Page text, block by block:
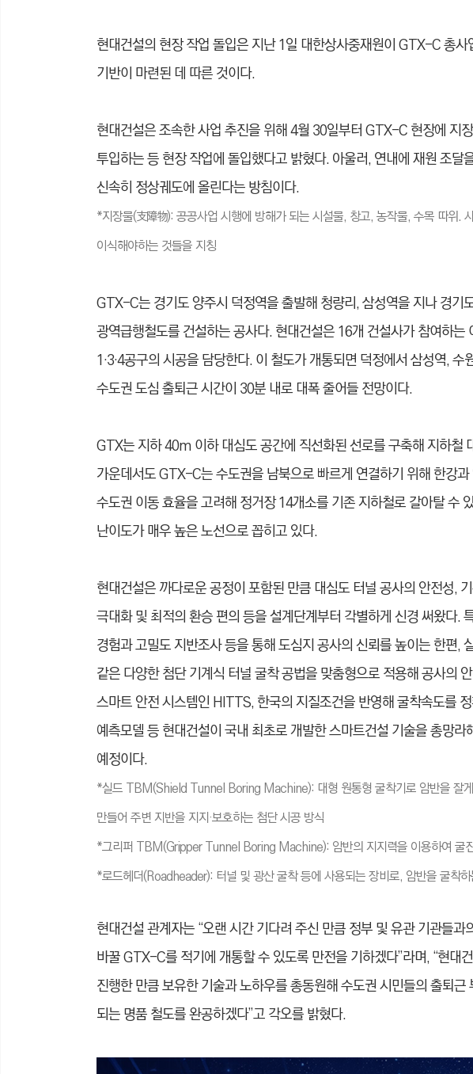
현대건설의 현장 작업 돌입은 지난 1일 대한상사중재원이 GTX-C 총
기반이 마련된 데 따른 것이다.
현대건설은 조속한 사업 추진을 위해 4월 30일부터 GTX-C 현장에 지
투입하는 등 현장 작업에 돌입했다고 밝혔다. 아울러, 연내에 재원 조
신속히 정상궤도에 올린다는 방침이다.
*지장물(支障物): 공공사업 시행에 방해가 되는 시설물, 창고, 농작물, 수목 따위.
이식해야하는 것들을 지칭
GTX-C는 경기도 양주시 덕정역을 출발해 청량리, 삼성역을 지나 경
광역급행철도를 건설하는 공사다. 현대건설은 16개 건설사가 참여하
1·3·4공구의 시공을 담당한다. 이 철도가 개통되면 덕정에서 삼성역,
수도권 도심 출퇴근 시간이 30분 내로 대폭 줄어들 전망이다.
GTX는 지하 40m 이하 대심도 공간에 직선화된 선로를 구축해 지하철
가운데서도 GTX-C는 수도권을 남북으로 빠르게 연결하기 위해 한강
수도권 이동 효율을 고려해 정거장 14개소를 기존 지하철로 갈아탈 수
난이도가 매우 높은 노선으로 꼽히고 있다.
현대건설은 까다로운 공정이 포함된 만큼 대심도 터널 공사의 안전성,
극대화 및 최적의 환승 편의 등을 설계단계부터 각별하게 신경 써왔다.
경험과 고밀도 지반조사 등을 통해 도심지 공사의 신뢰를 높이는 한편,
같은 다양한 첨단 기계식 터널 굴착 공법을 맞춤형으로 적용해 공사의
스마트 안전 시스템인 HITTS, 한국의 지질조건을 반영해 굴착속도를
예측모델 등 현대건설이 국내 최초로 개발한 스마트건설 기술을 총망
예정이다.
*실드 TBM(Shield Tunnel Boring Machine): 대형 원통형 굴착기로 암반을 잘
만들어 주변 지반을 지지·보호하는 첨단 시공 방식
*그리퍼 TBM(Gripper Tunnel Boring Machine): 암반의 지지력을 이용하여 굴
*로드헤더(Roadheader): 터널 및 광산 굴착 등에 사용되는 장비로, 암반을 굴착
현대건설 관계자는 “오랜 시간 기다려 주신 만큼 정부 및 유관 기관들
바꿀 GTX-C를 적기에 개통할 수 있도록 만전을 기하겠다”라며, “현대
진행한 만큼 보유한 기술과 노하우를 총동원해 수도권 시민들의 출퇴
되는 명품 철도를 완공하겠다”고 각오를 밝혔다.